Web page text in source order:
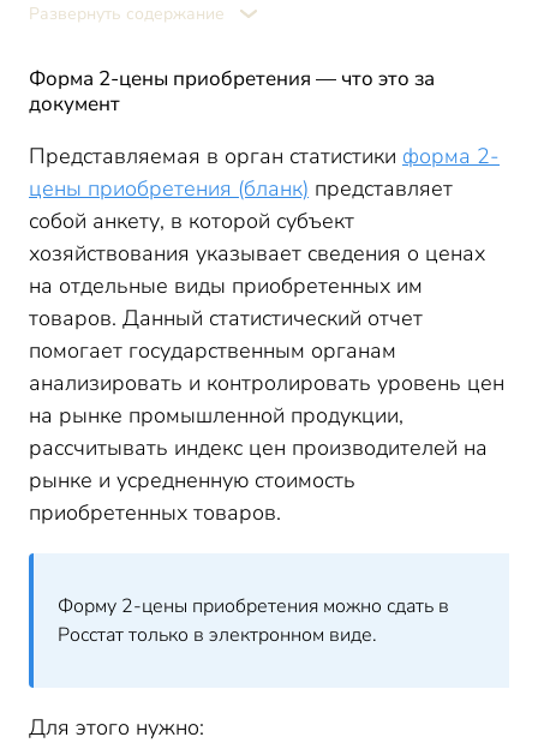
Итоги
Развернуть содержание
Форма 2-цены приобретения — что это за
документ
Представляемая в орган статистики форма 2-
цены приобретения (бланк) представляет
собой анкету, в которой субъект
хозяйствования указывает сведения о ценах
на отдельные виды приобретенных им
товаров. Данный статистический отчет
помогает государственным органам
анализировать и контролировать уровень цен
на рынке промышленной продукции,
рассчитывать индекс цен производителей на
рынке и усредненную стоимость
приобретенных товаров.
Форму 2-цены приобретения можно сдать в
Росстат только в электронном виде.
Для этого нужно: